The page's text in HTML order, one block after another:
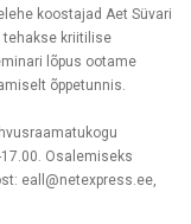
koostajad Aet Süvari
tehakse kriitilise
lõpus ootame
õppetunnis.
Osalemiseks
eall@netexpress.ee,